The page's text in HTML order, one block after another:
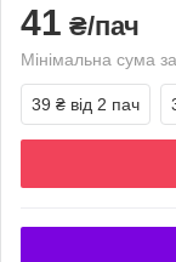
41 ₴/пач
Мінімальна сума
39 ₴ від 2 пач